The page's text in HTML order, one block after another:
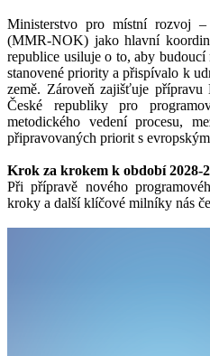
Ministerstvo pro místní rozvoj
(MMR-NOK) jako hlavní
republice usiluje o to, aby
stanovené priority a přispívalo k
země. Zároveň zajišťuje
České republiky pro
metodického vedení procesu,
připravovaných priorit s
Krok za krokem k období 2028-
Při přípravě nového
kroky a další klíčové milníky nás